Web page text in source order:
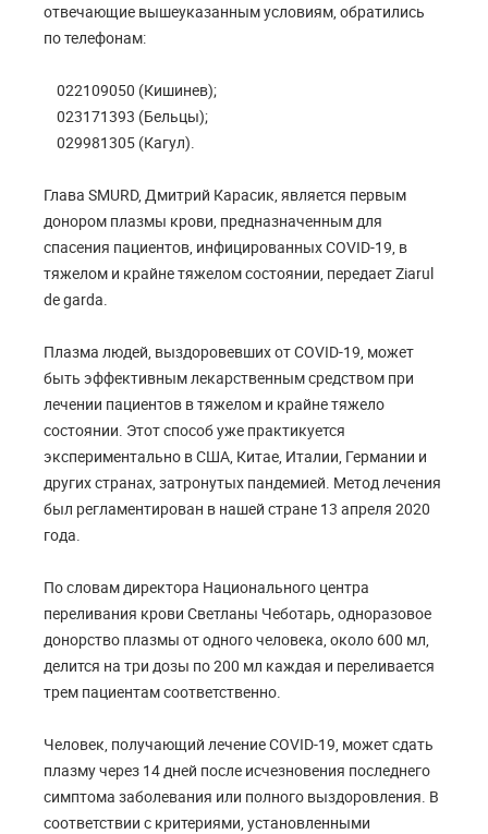
отвечающие вышеуказанным условиям, обратились
по телефонам:
022109050 (Кишинев);
023171393 (Бельцы);
029981305 (Кагул).
Глава SMURD, Дмитрий Карасик, является первым
донором плазмы крови, предназначенным для
спасения пациентов, инфицированных COVID-19, в
тяжелом и крайне тяжелом состоянии, передает Ziarul
de garda.
Плазма людей, выздоровевших от COVID-19, может
быть эффективным лекарственным средством при
лечении пациентов в тяжелом и крайне тяжело
состоянии. Этот способ уже практикуется
экспериментально в США, Китае, Италии, Германии и
других странах, затронутых пандемией. Метод лечения
был регламентирован в нашей стране 13 апреля 2020
года.
По словам директора Национального центра
переливания крови Светланы Чеботарь, одноразовое
донорство плазмы от одного человека, около 600 мл,
делится на три дозы по 200 мл каждая и переливается
трем пациентам соответственно.
Человек, получающий лечение COVID-19, может сдать
плазму через 14 дней после исчезновения последнего
симптома заболевания или полного выздоровления. В
соответствии с критериями, установленными